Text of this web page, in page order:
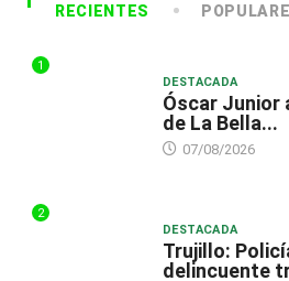
RECIENTES
1
DESTACADA
Óscar Junior
de La Bella...
07/08/2026
2
DESTACADA
Trujillo:
delincuente